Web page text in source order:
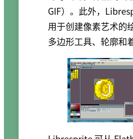
GIF）。此外，
用于创建像素艺术的
多边形工具、轮廓和